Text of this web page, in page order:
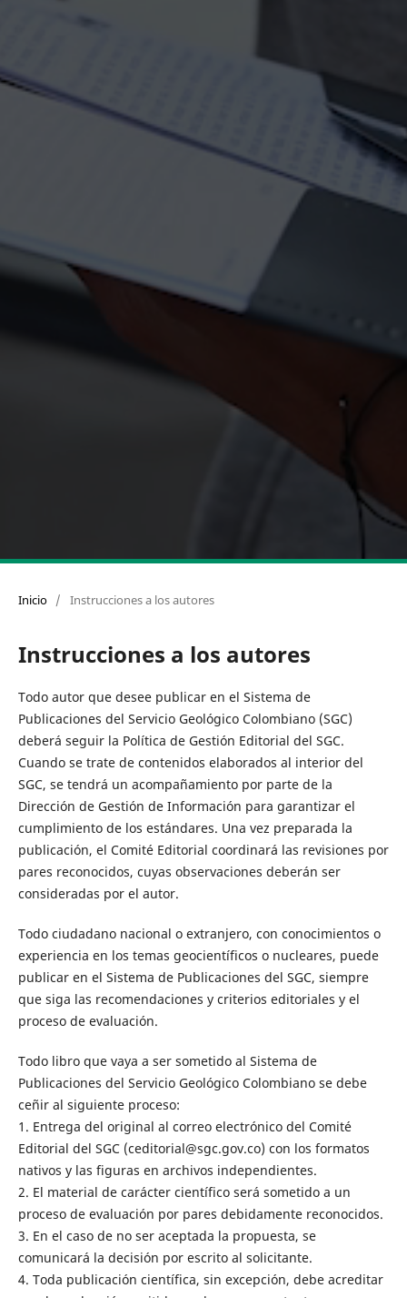
Inicio / Instrucciones a los autores
Instrucciones a los autores
Todo autor que desee publicar en el Sistema de
Publicaciones del Servicio Geológico Colombiano (SGC)
deberá seguir la Política de Gestión Editorial del SGC.
Cuando se trate de contenidos elaborados al interior del
SGC, se tendrá un acompañamiento por parte de la
Dirección de Gestión de Información para garantizar el
cumplimiento de los estándares. Una vez preparada la
publicación, el Comité Editorial coordinará las revisiones por
pares reconocidos, cuyas observaciones deberán ser
consideradas por el autor.
Todo ciudadano nacional o extranjero, con conocimientos o
experiencia en los temas geocientíficos o nucleares, puede
publicar en el Sistema de Publicaciones del SGC, siempre
que siga las recomendaciones y criterios editoriales y el
proceso de evaluación.
Todo libro que vaya a ser sometido al Sistema de
Publicaciones del Servicio Geológico Colombiano se debe
ceñir al siguiente proceso:
1. Entrega del original al correo electrónico del Comité
Editorial del SGC (ceditorial@sgc.gov.co) con los formatos
nativos y las figuras en archivos independientes.
2. El material de carácter científico será sometido a un
proceso de evaluación por pares debidamente reconocidos.
3. En el caso de no ser aceptada la propuesta, se
comunicará la decisión por escrito al solicitante.
4. Toda publicación científica, sin excepción, debe acreditar